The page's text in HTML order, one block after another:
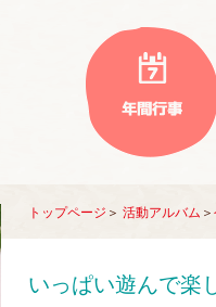
トップページ ＞ 活動アルバム ＞
いっぱい遊んで楽